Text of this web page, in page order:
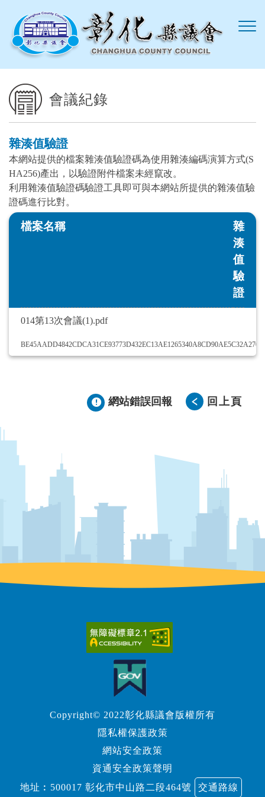
會議紀錄
雜湊值驗證
本網站提供的檔案雜湊值驗證碼為使用雜湊編碼演算方式(S
HA256)產出，以驗證附件檔案未經竄改。
利用雜湊值驗證碼驗證工具即可與本網站所提供的雜湊值驗
證碼進行比對。
檔案名稱
雜
湊
值
驗
證
014第13次會議(1).pdf
網站錯誤回報 回上頁
Copyright© 2022彰化縣議會版權所有
隱私權保護政策
網站安全政策
資通安全政策聲明
地址︰500017 彰化市中山路二段464號
交通路線